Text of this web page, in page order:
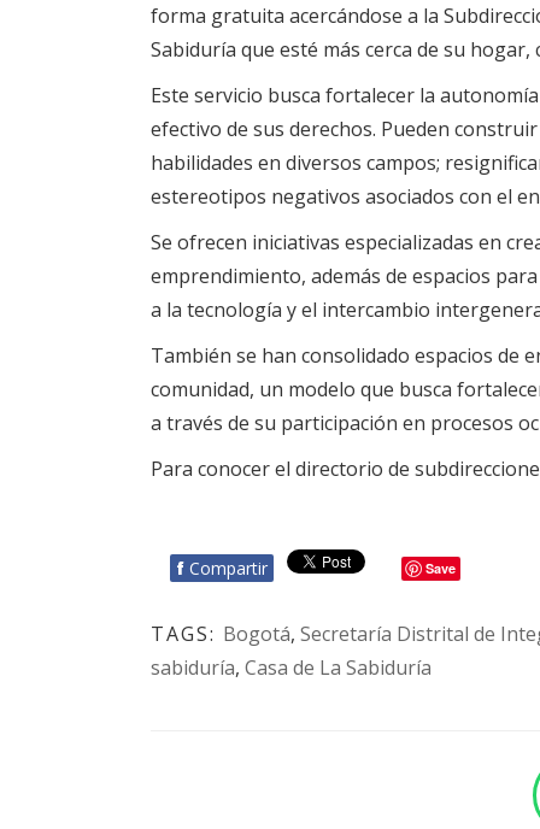
forma gratuita acercándose a la
Sabiduría que esté más cerca de su
Este servicio busca fortalecer la
efectivo de sus derechos. Pueden
habilidades en diversos campos;
estereotipos negativos asociados con el
Se ofrecen iniciativas especializadas en
emprendimiento, además de espacios
a la tecnología y el intercambio
También se han consolidado espacios de
comunidad, un modelo que busca
a través de su participación en procesos
Para conocer el directorio de
f Compartir Save
TAGS: Bogotá, Secretaría Distrital de
sabiduría, Casa de La Sabiduría